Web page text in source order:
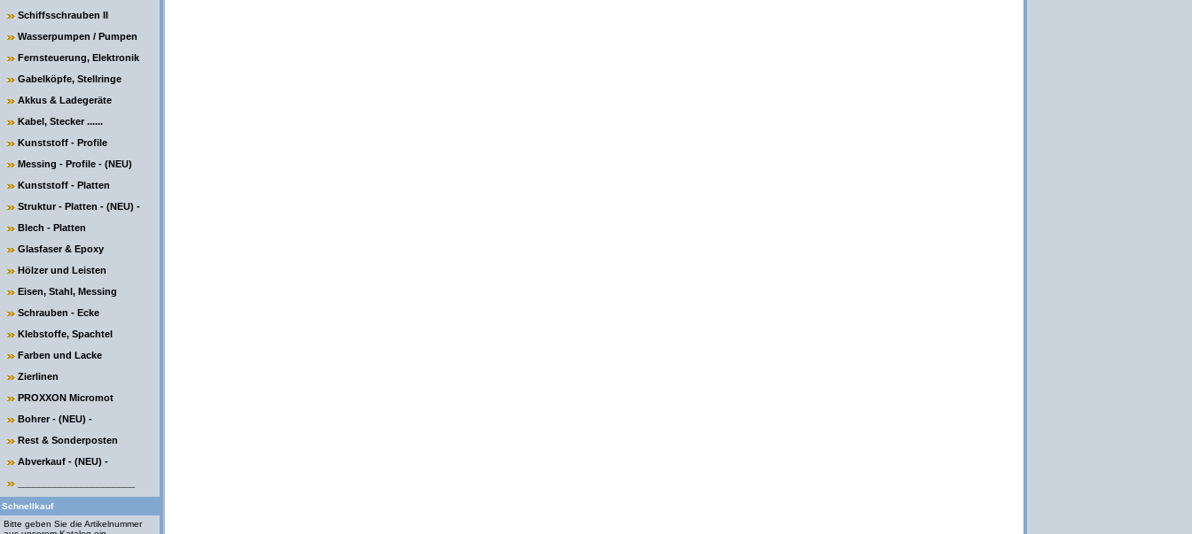
Schiffsschrauben II
Wasserpumpen / Pumpen
Fernsteuerung, Elektronik
Gabelköpfe, Stellringe
Akkus & Ladegeräte
Kabel, Stecker ......
Kunststoff - Profile
Messing - Profile - (NEU)
Kunststoff - Platten
Struktur - Platten - (NEU) -
Blech - Platten
Glasfaser & Epoxy
Hölzer und Leisten
Eisen, Stahl, Messing
Schrauben - Ecke
Klebstoffe, Spachtel
Farben und Lacke
Zierlinen
PROXXON Micromot
Bohrer - (NEU) -
Rest & Sonderposten
Abverkauf - (NEU) -
Schnellkauf
Bitte geben Sie die Artikelnummer